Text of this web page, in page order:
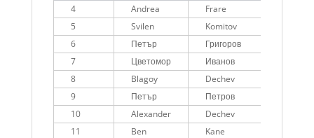
4
Andrea
Frare
5
Svilen
Komitov
6
Петър
Григоров
7
Цветомор
Иванов
8
Blagoy
Dechev
9
Петър Петров
10
Alexander
Dechev
11
Ben
Kane